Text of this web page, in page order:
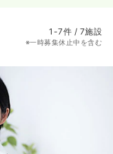
1-7件 / 7施設
※一時募集休止中を含む